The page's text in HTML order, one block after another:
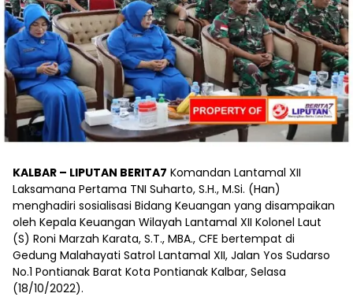
KALBAR – LIPUTAN BERITA7 Komandan Lantamal XII
Laksamana Pertama TNI Suharto, S.H., M.Si. (Han)
menghadiri sosialisasi Bidang Keuangan yang disampaikan
oleh Kepala Keuangan Wilayah Lantamal XII Kolonel Laut
(S) Roni Marzah Karata, S.T., MBA., CFE bertempat di
Gedung Malahayati Satrol Lantamal XII, Jalan Yos Sudarso
No.1 Pontianak Barat Kota Pontianak Kalbar, Selasa
(18/10/2022).